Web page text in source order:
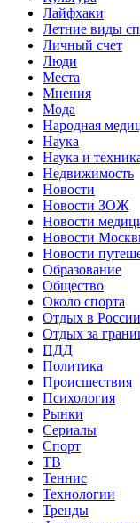
Лайфхаки
Летние виды
Личный счет
Люди
Места
Мнения
Мода
Народная
Наука
Наука и
Недвижимость
Новости
Новости ЗОЖ
Новости
Новости
Новости
Образование
Общество
Около спорта
Отдых в России
Отдых за
ПДД
Политика
Происшествия
Психология
Рынки
Сериалы
Спорт
ТВ
Теннис
Технологии
Тренды